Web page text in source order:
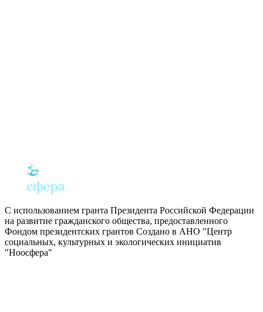
С использованием гранта Президента Российской Федерации
на развитие гражданского общества, предоставленного
Фондом президентских грантов Создано в АНО "Центр
социальных, культурных и экологических инициатив
"Ноосфера"